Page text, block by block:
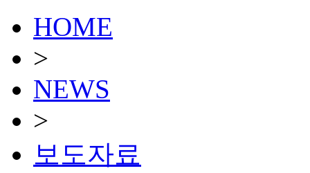
HOME
>
NEWS
>
보도자료